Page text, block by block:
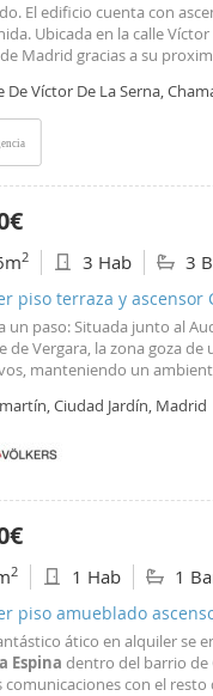
El edificio cuenta con
Ubicada en la calle
Madrid gracias a su
restaurantes,
De Víctor De La Serna,
2 3 Hab 3
piso terraza y ascensor
un paso: Situada junto al
de Vergara, la zona goza
manteniendo un
del Rayo, Prosperidad o
Ciudad Jardín, Madrid
2 1 Hab 1
piso amueblado
ático en alquiler se
Espina dentro del barrio de
comunicaciones con el